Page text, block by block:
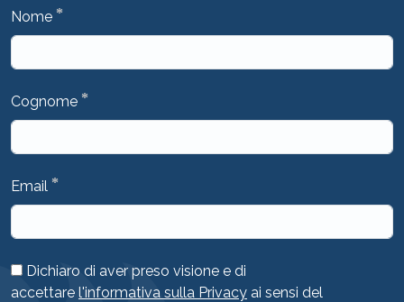
Nome *
Cognome *
Email *
Dichiaro di aver preso visione e di
accettare l'informativa sulla Privacy ai sensi del